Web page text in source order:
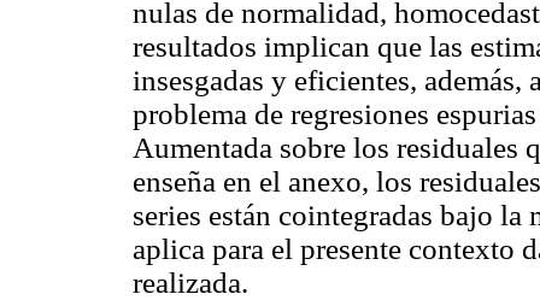
nulas de normalidad,
resultados implican que las
insesgadas y eficientes,
problema de regresiones
Aumentada sobre los residuales
enseña en el anexo, los
series están cointegradas bajo
aplica para el presente contexto
realizada.